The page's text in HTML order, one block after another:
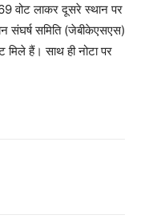
वोट लाकर दूसरे स्थान पर
संघर्ष समिति (जेबीकेएसएस)
मिले हैं। साथ ही नोटा पर